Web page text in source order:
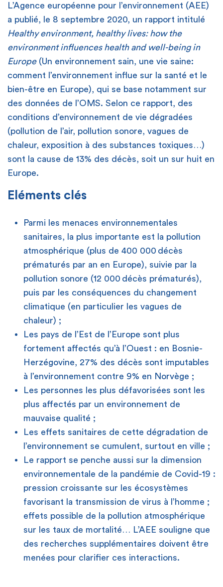
L’Agence européenne pour l’environnement (AEE)
a publié, le 8 septembre 2020, un rapport intitulé
Healthy environment, healthy lives: how the
environment influences health and well-being in
Europe(Un environnement sain, une vie saine:
comment l’environnement influe sur la santé et le
bien-être en Europe), qui se base notamment sur
des données de l’OMS. Selon ce rapport, des
conditions d’environnement de vie dégradées
(pollution de l’air, pollution sonore, vagues de
chaleur, exposition à des substances toxiques…)
sont la cause de 13% des décès, soit un sur huit en
Europe.
Eléments clés
Parmi les menaces environnementales
sanitaires, la plus importante est la pollution
atmosphérique (plus de 400 000 décès
prématurés par an en Europe), suivie par la
pollution sonore (12 000 décès prématurés),
puis par les conséquences du changement
climatique (en particulier les vagues de
chaleur) ;
Les pays de l’Est de l’Europe sont plus
fortement affectés qu’à l’Ouest : en Bosnie-
Herzégovine, 27% des décès sont imputables
à l’environnement contre 9% en Norvège ;
Les personnes les plus défavorisées sont les
plus affectés par un environnement de
mauvaise qualité ;
Les effets sanitaires de cette dégradation de
l’environnement se cumulent, surtout en ville ;
Le rapport se penche aussi sur la dimension
environnementale de la pandémie de Covid-19 :
pression croissante sur les écosystèmes
favorisant la transmission de virus à l’homme ;
effets possible de la pollution atmosphérique
sur les taux de mortalité… L’AEE souligne que
des recherches supplémentaires doivent être
menées pour clarifier ces interactions.